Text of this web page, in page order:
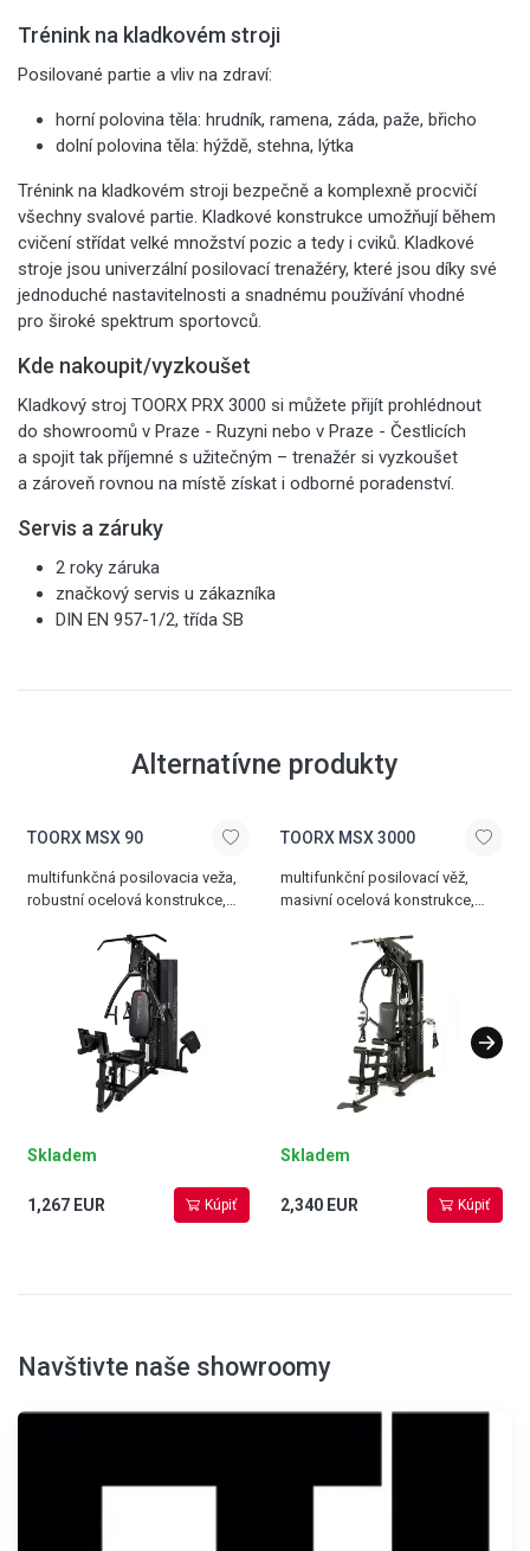
Trénink na kladkovém stroji
Posilované partie a vliv na zdraví:
horní polovina těla: hrudník, ramena, záda, paže, břicho
dolní polovina těla: hýždě, stehna, lýtka
Trénink na kladkovém stroji bezpečně a komplexně procvičí
všechny svalové partie. Kladkové konstrukce umožňují během
cvičení střídat velké množství pozic a tedy i cviků. Kladkové
stroje jsou univerzální posilovací trenažéry, které jsou díky své
jednoduché nastavitelnosti a snadnému používání vhodné
pro široké spektrum sportovců.
Kde nakoupit/vyzkoušet
Kladkový stroj TOORX PRX 3000 si můžete přijít prohlédnout
do showroomů v Praze - Ruzyni nebo v Praze - Čestlicích
a spojit tak příjemné s užitečným – trenažér si vyzkoušet
a zároveň rovnou na místě získat i odborné poradenství.
Servis a záruky
2 roky záruka
značkový servis u zákazníka
DIN EN 957-1/2, třída SB
Alternatívne produkty
TOORX MSX 90
multifunkčná posilovacia veža,
robustní ocelová konstrukce,
stanovišť, nastavitelný leg press,
bicepsová opierka, horizontálna
polohovateľná zádová opierka,
jednoduché nastavenie záťaže,
centrá lní kryté závažie 102 kg,
hmotnosť 135 kg
Skladem
1,267 EUR Kúpiť
TOORX MSX 3000
multifunkční posilovací věž,
masivní ocelová konstrukce,
stanovišť, polohovatelný sedák
i zádová opěrka, jednoduché
nastavení zátěže, centrální kryté
závaží 90 kg, nosnost 150 kg
Skladem
2,340 EUR Kúpiť
Navštivte naše showroomy